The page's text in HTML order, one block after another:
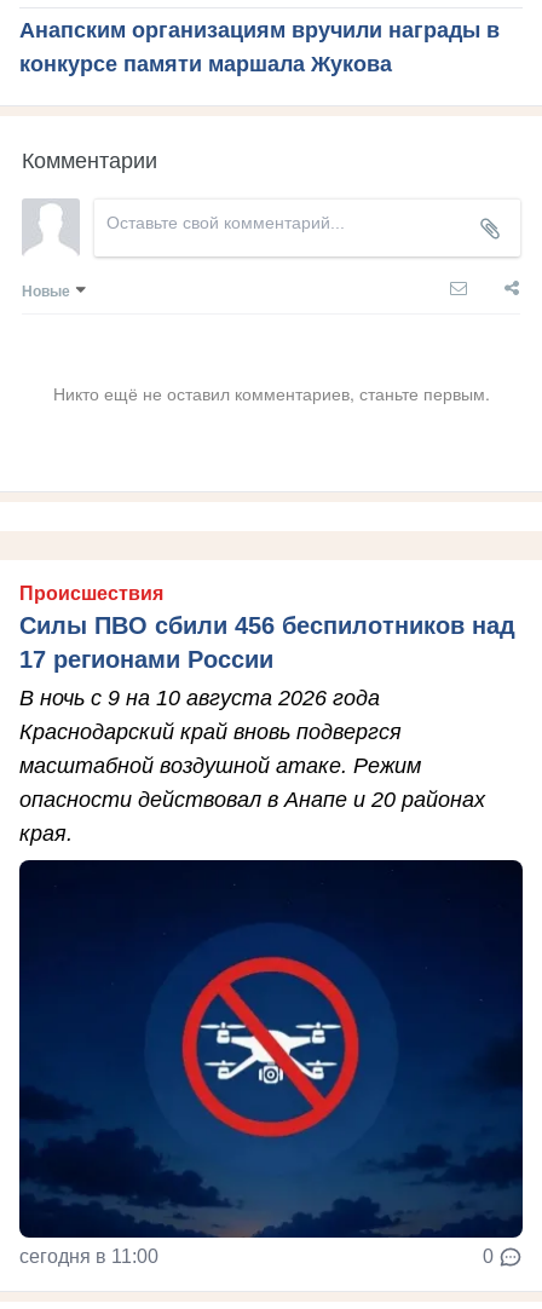
Анапским организациям вручили награды в
конкурсе памяти маршала Жукова
Комментарии
Новые
Никто ещё не оставил комментариев, станьте первым.
Происшествия
Силы ПВО сбили 456 беспилотников над
17 регионами России
В ночь с 9 на 10 августа 2026 года
Краснодарский край вновь подвергся
масштабной воздушной атаке. Режим
опасности действовал в Анапе и 20 районах
края.
сегодня в 11:00 0